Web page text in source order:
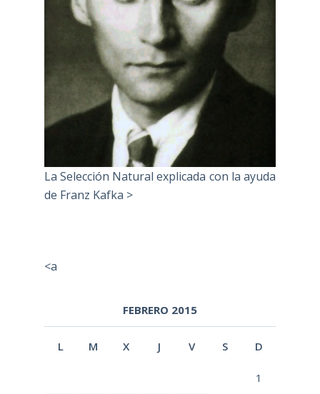
La Selección Natural explicada con la ayuda
de Franz Kafka >
<a
FEBRERO 2015
L M X J V S D
1